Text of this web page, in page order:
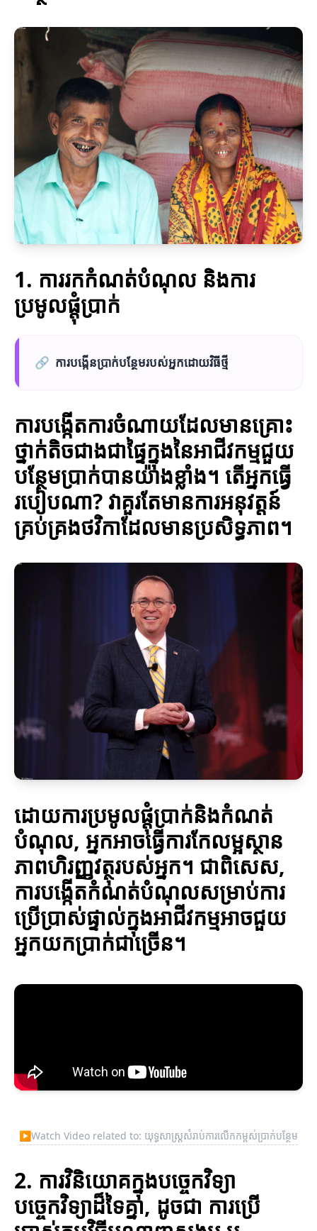
1. ការរកកំណត់បំណុល និងការ
ប្រមូលផ្តុំប្រាក់
🔗 ការបង្កើនប្រាក់បន្ថែមរបស់អ្នកដោយវិធីថ្មី
ការបង្កើតការចំណាយដែលមានគ្រោះ
ថ្នាក់តិចជាងជាផ្ទៃក្នុងនៃអាជីវកម្មជួយ
បន្ថែមប្រាក់បានយ៉ាងខ្លាំង។ តើអ្នកធ្វើ
របៀបណា? វាគួរតែមានការអនុវត្តន៍
គ្រប់គ្រងថវិកាដែលមានប្រសិទ្ធភាព។
ដោយការប្រមូលផ្តុំប្រាក់និងកំណត់
បំណុល, អ្នកអាចធ្វើការកែលម្អស្ថាន
ភាពហិរញ្ញវត្ថុរបស់អ្នក។ ជាពិសេស,
ការបង្កើតកំណត់បំណុលសម្រាប់ការ
ប្រើប្រាស់ផ្ទាល់ក្នុងអាជីវកម្មអាចជួយ
អ្នកយកប្រាក់ជាច្រើន។
▶Watch Video related to: យុទ្ធសាស្ត្រសំរាប់ការលើកកម្ពស់ប្រាក់បន្ថែម
2. ការវិនិយោគក្នុងបច្ចេកវិទ្យា
បច្ចេកវិទ្យាដ៏ទៃគ្នា, ដូចជា ការប្រើ